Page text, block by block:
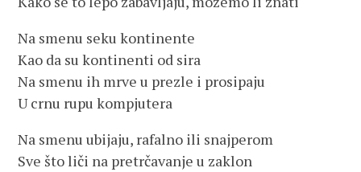
Na smenu seku kontinente
Kao da su kontinenti od sira
Na smenu ih mrve u prezle i prosipaju
U crnu rupu kompjutera
Na smenu ubijaju, rafalno ili snajperom
Sve što liči na pretrčavanje u zaklon